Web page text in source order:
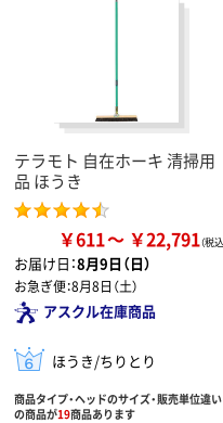
テラモト 自在ホーキ 清掃用
品 ほうき
￥611 ￥22,791
お届け日：8月9日（日）
お急ぎ便：8月8日（土）
アスクル在庫商品
ほうき/ちりとり
商品タイプ・ヘッドのサイズ・販売単位違い
の商品が19商品あります